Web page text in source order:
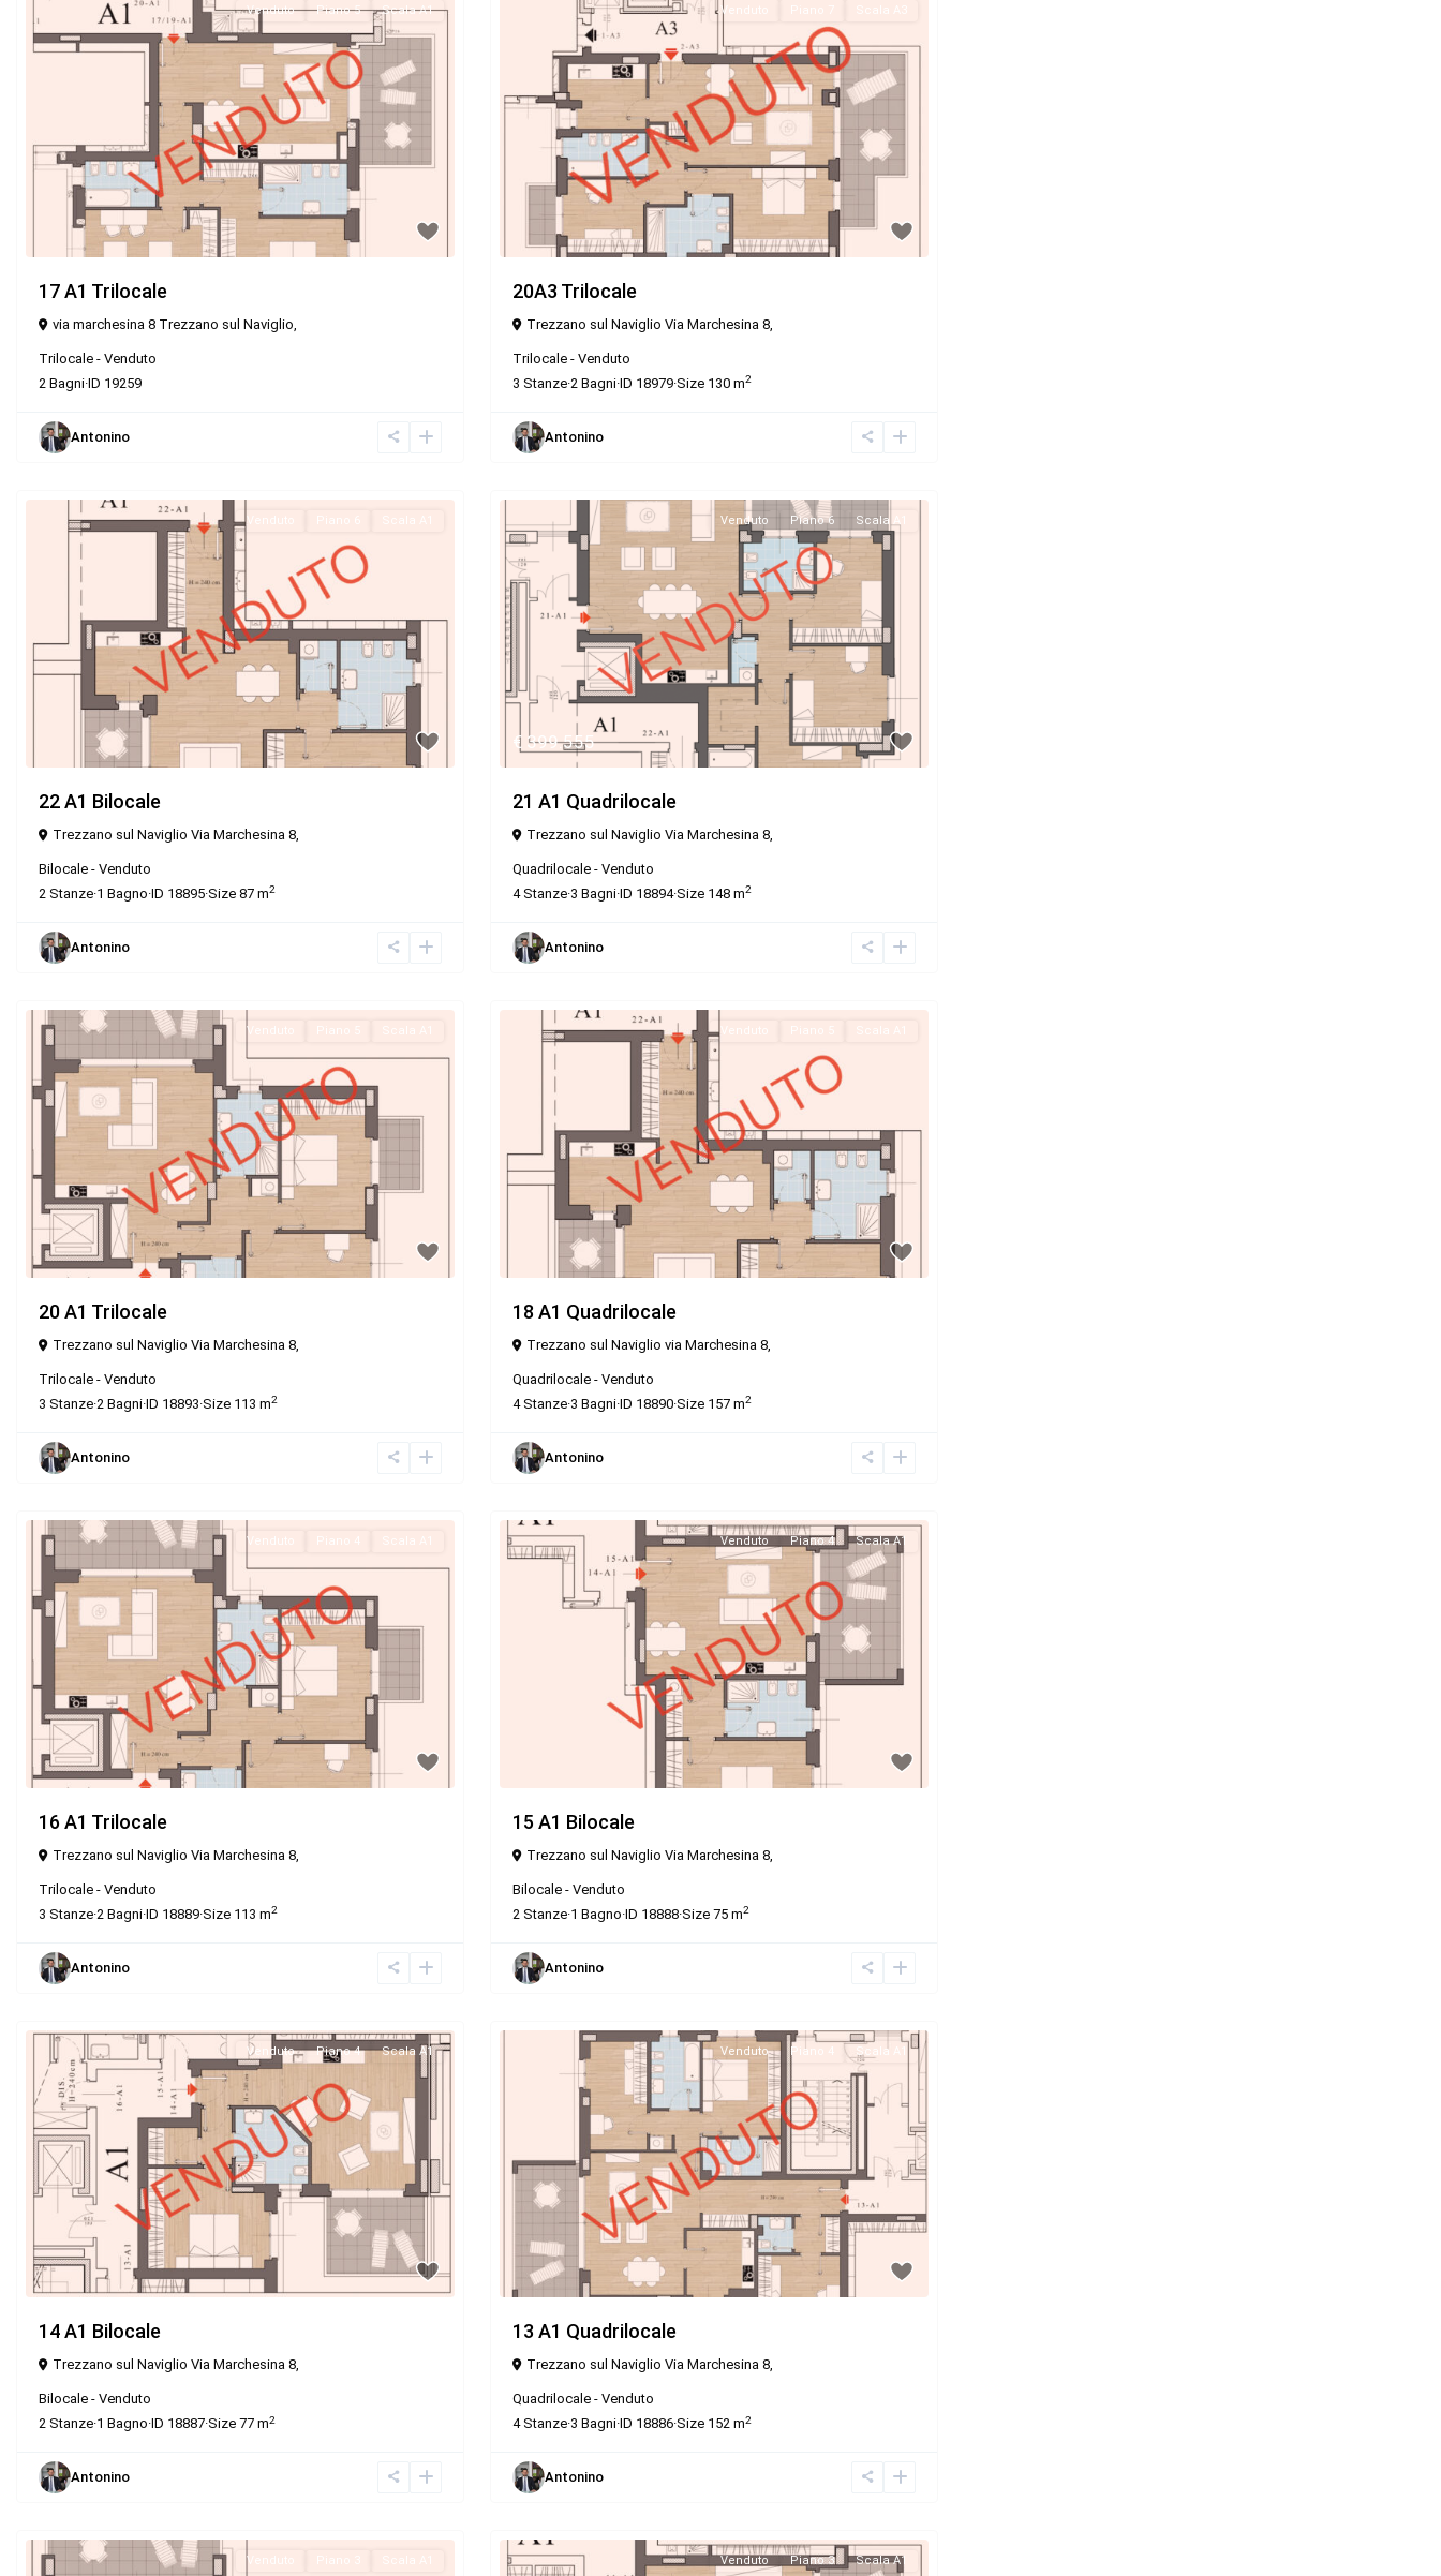
Venduto Piano 5 Scala A1
17 A1 Trilocale
via marchesina 8 Trezzano sul Naviglio,
Trilocale - Venduto
2 Bagni·ID 19259
Antonino
Venduto Piano 7 Scala A3
20A3 Trilocale
Trezzano sul Naviglio Via Marchesina 8,
Trilocale - Venduto
3 Stanze·2 Bagni·ID 18979·Size 130 m2
Antonino
Venduto Piano 6 Scala A1
22 A1 Bilocale
Trezzano sul Naviglio Via Marchesina 8,
Bilocale - Venduto
2 Stanze·1 Bagno·ID 18895·Size 87 m2
Antonino
€ 399.555
Venduto Piano 6 Scala A1
21 A1 Quadrilocale
Trezzano sul Naviglio Via Marchesina 8,
Quadrilocale - Venduto
4Stanze·3 Bagni·ID 18894·Size 148 m2
Antonino
Venduto Piano 5 Scala A1
20 A1 Trilocale
Trezzano sul Naviglio Via Marchesina 8,
Trilocale - Venduto
3 Stanze·2 Bagni·ID 18893·Size 113 m2
Antonino
Venduto Piano 5 Scala A1
18 A1 Quadrilocale
Trezzano sul Naviglio via Marchesina 8,
Quadrilocale - Venduto
4Stanze·3 Bagni·ID 18890·Size 157 m2
Antonino
Venduto Piano 4 Scala A1
16 A1 Trilocale
Trezzano sul Naviglio Via Marchesina 8,
Trilocale - Venduto
3 Stanze·2 Bagni·ID 18889·Size 113 m2
Antonino
Venduto Piano 4 Scala A1
15 A1 Bilocale
Trezzano sul Naviglio Via Marchesina 8,
Bilocale - Venduto
2 Stanze·1 Bagno·ID 18888·Size 75 m2
Antonino
Venduto Piano 4 Scala A1
14 A1 Bilocale
Trezzano sul Naviglio Via Marchesina 8,
Bilocale - Venduto
2 Stanze·1 Bagno·ID 18887·Size 77 m2
Antonino
Venduto Piano 4 Scala A1
13 A1 Quadrilocale
Trezzano sul Naviglio Via Marchesina 8,
Quadrilocale - Venduto
4Stanze·3 Bagni·ID 18886·Size 152 m2
Antonino
Venduto Piano 3 Scala A1 Venduto Piano 3 Scala A1